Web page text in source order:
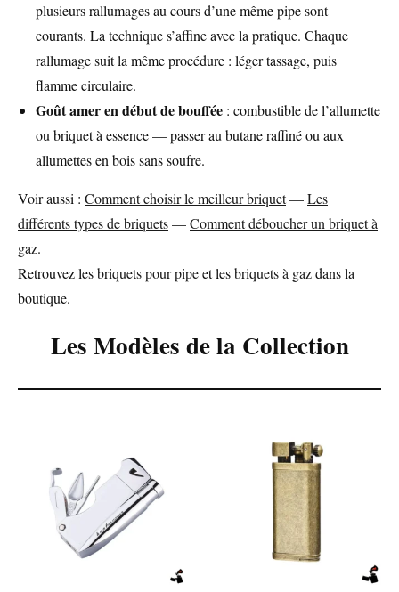
plusieurs rallumages au cours d’une même pipe sont
courants. La technique s’affine avec la pratique. Chaque
rallumage suit la même procédure : léger tassage, puis
flamme circulaire.
Goût amer en début de bouffée : combustible de l’allumette
ou briquet à essence — passer au butane raffiné ou aux
allumettes en bois sans soufre.
Voir aussi : Comment choisir le meilleur briquet—Les
différents types de briquets—Comment déboucher un briquet à
gaz.
Retrouvez lesbriquets pour pipeet lesbriquets à gazdans la
boutique.
Les Modèles de la Collection